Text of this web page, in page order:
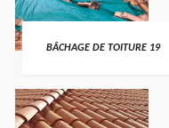
BÂCHAGE DE TOITURE 19